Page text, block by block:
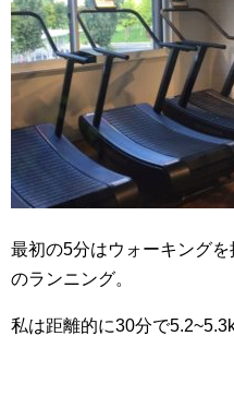
最初の5分はウォーキング
のランニング。
私は距離的に30分で